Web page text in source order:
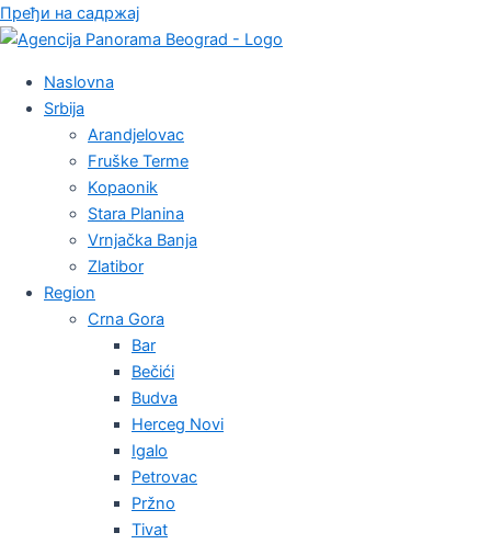
Пређи на садржај
Naslovna
Srbija
Arandjelovac
Fruške Terme
Kopaonik
Stara Planina
Vrnjačka Banja
Zlatibor
Region
Crna Gora
Bar
Bečići
Budva
Herceg Novi
Igalo
Petrovac
Pržno
Tivat